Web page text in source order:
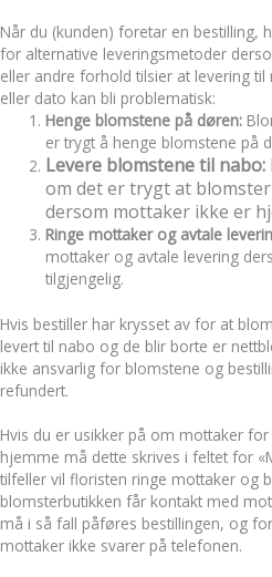
Når du (kunden) foretar en bestilling,
for alternative leveringsmetoder
eller andre forhold tilsier at levering
eller dato kan bli problematisk:
Henge blomstene på døren:
er trygt å henge blomstene på
Levere blomstene til nabo:
om det er trygt at
dersom mottaker ikke er
Ringe mottaker og avtale
mottaker og avtale levering
tilgjengelig.
Hvis bestiller har krysset av for at
levert til nabo og de blir borte er
ikke ansvarlig for blomstene og
refundert.
Hvis du er usikker på om mottaker
hjemme må dette skrives i feltet for
tilfeller vil floristen ringe mottaker og
blomsterbutikken får kontakt med
må i så fall påføres bestillingen, og
mottaker ikke svarer på telefonen.